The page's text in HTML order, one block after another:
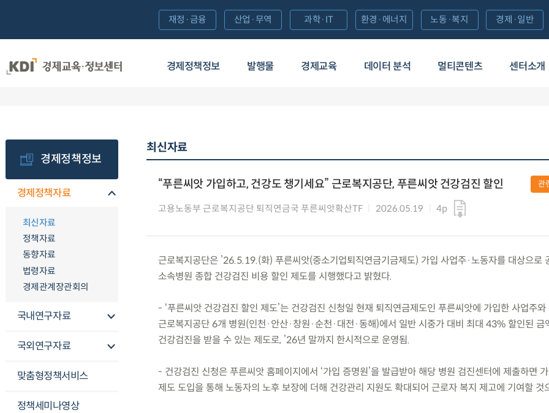
경제정책정보 발행물 경제교육 데이터 분석 멀티콘텐츠 센터소개
재정·금융 산업·무역 과학·IT 환경·에너지 노동·복지 경제·일반
경제정책정보
경제정책자료
최신자료
정책자료
동향자료
법령자료
경제관계장관회의
국내연구자료
국외연구자료
맞춤형정책서비스
정책세미나영상
최신자료
“푸른씨앗 가입하고, 건강도 챙기세요” 근로복지공단, 푸른씨앗 건강검진 할인
고용노동부 근로복지공단 퇴직연금국 푸른씨앗확산TF 2026.05.19 4p
관
근로복지공단은 ’26.5.19.(화) 푸른씨앗(중소기업퇴직연금기금제도) 가입 사업주·노동자를 대상으로
소속병원 종합 건강검진 비용 할인 제도를 시행했다고 밝혔다.
- ‘푸른씨앗 건강검진 할인 제도’는 건강검진 신청일 현재 퇴직연금제도인 푸른씨앗에 가입한 사업주와
근로복지공단 6개 병원(인천·안산·창원·순천·대전·동해)에서 일반 시중가 대비 최대 43% 할인된 금
건강검진을 받을 수 있는 제도로, ’26년 말까지 한시적으로 운영됨.
- 건강검진 신청은 푸른씨앗 홈페이지에서 ‘가입 증명원’을 발급받아 해당 병원 검진센터에 제출하면
제도 도입을 통해 노동자의 노후 보장에 더해 건강관리 지원도 확대되어 근로자 복지 제고에 기여할 것